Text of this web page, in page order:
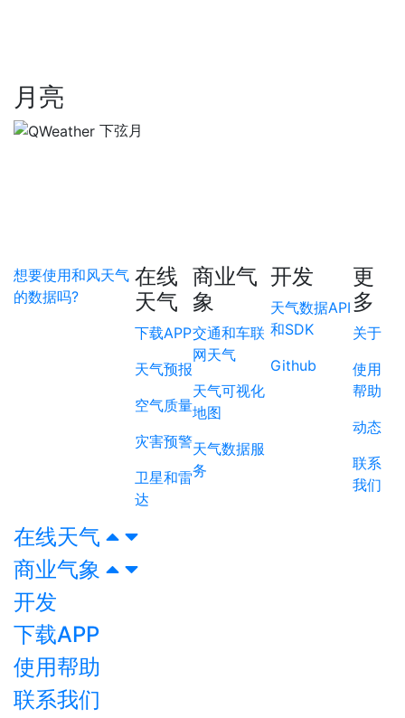
月亮
下弦月
想要使用和风天气
的数据吗?
在线
天气
下载APP
天气预报
空气质量
灾害预警
卫星和雷
达
商业气
象
交通和车联
网天气
天气可视化
地图
天气数据服
务
开发
天气数据API
和SDK
Github
更
多
关于
使用
帮助
动态
联系
我们
在线天气
商业气象
开发
下载APP
使用帮助
联系我们